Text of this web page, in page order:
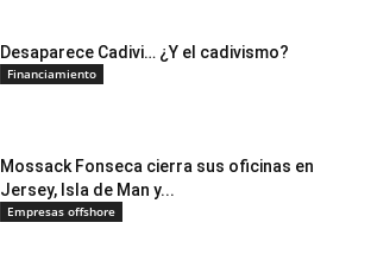
Desaparece Cadivi… ¿Y el cadivismo?
Financiamiento
Mossack Fonseca cierra sus oficinas en
Jersey, Isla de Man y...
Empresas offshore